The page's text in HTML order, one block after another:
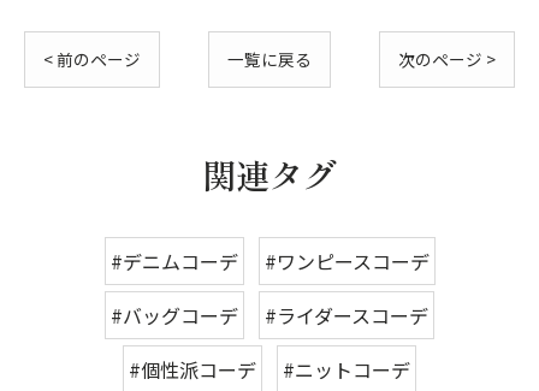
< 前のページ 一覧に戻る 次のページ >
関連タグ
#デニムコーデ
#ワンピースコーデ
#バッグコーデ
#ライダースコーデ
#個性派コーデ
#ニットコーデ